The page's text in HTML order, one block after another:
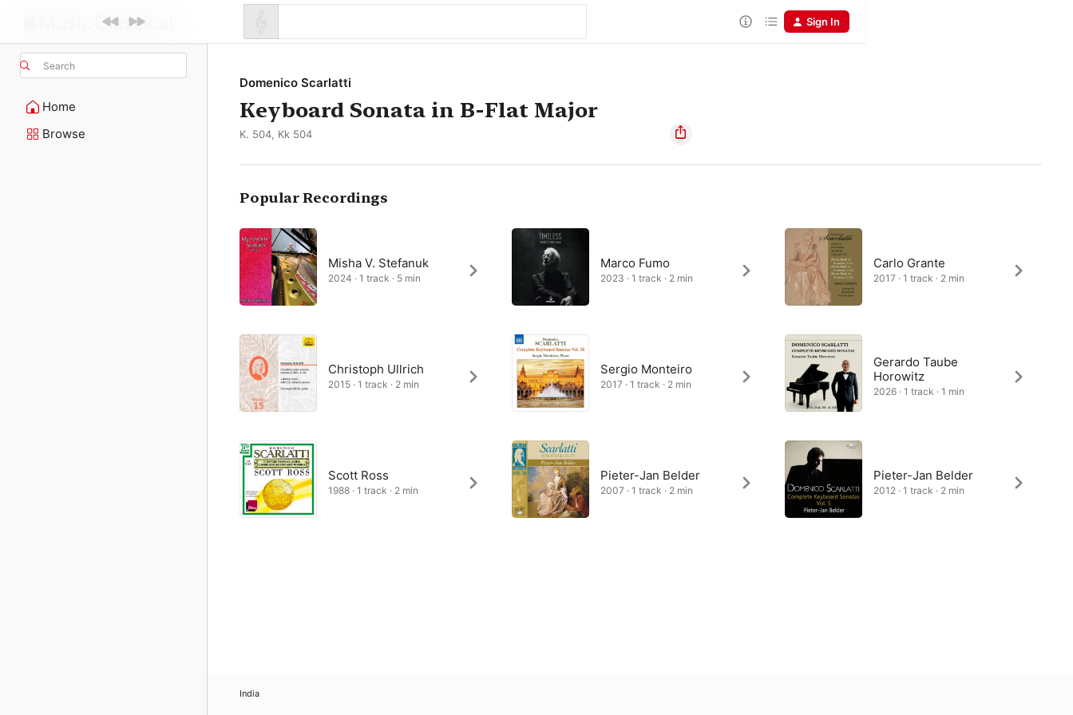
Search
Home
Browse
Sign In
Domenico Scarlatti
Keyboard Sonata in B-Flat Major
K. 504, Kk 504
Popular Recordings
Misha V. Stefanuk
2024 · 1 track · 5 min
Christoph Ullrich
2015 · 1 track · 2 min
Scott Ross
1988 · 1 track · 2 min
Marco Fumo
2023 · 1 track · 2 min
Sergio Monteiro
2017 · 1 track · 2 min
Pieter-Jan Belder
2007 · 1 track · 2 min
Carlo Grante
2017 · 1 track · 2 min
Gerardo Taube
Horowitz
2026 · 1 track · 1 min
Pieter-Jan Belder
2012 · 1 track · 2 min
India